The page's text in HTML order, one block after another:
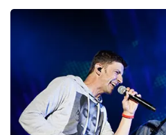
Megadeth
laatste 30 minuten
BESTEL NU